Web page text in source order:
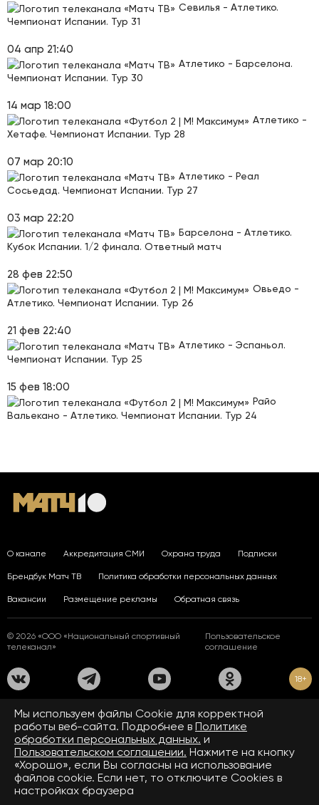
Севилья - Атлетико.
Чемпионат Испании. Тур 31
04 апр 21:40
Атлетико - Барселона.
Чемпионат Испании. Тур 30
14 мар 18:00
Атлетико -
Хетафе. Чемпионат Испании. Тур 28
07 мар 20:10
Атлетико - Реал
Сосьедад. Чемпионат Испании. Тур 27
03 мар 22:20
Барселона - Атлетико.
Кубок Испании. 1/2 финала. Ответный матч
28 фев 22:50
Овьедо -
Атлетико. Чемпионат Испании. Тур 26
21 фев 22:40
Атлетико - Эспаньол.
Чемпионат Испании. Тур 25
15 фев 18:00
Райо
Вальекано - Атлетико. Чемпионат Испании. Тур 24
О канале Аккредитация СМИ Охрана труда Подписки
Брендбук Матч ТВ Политика обработки персональных данных
Вакансии Размещение рекламы Обратная связь
© 2026 «ООО «Национальный спортивный
телеканал»
Пользовательское
соглашение
18+
На сайте применяются рекомендательные технологии. Подробнее
Правилах применения рекомендательных технологий.
Средство массовой информации сетевое издание «www.matchtv.ru»
зарегистрировано Федеральной службой по надзору в сфере связи,
информационных технологий и массовых коммуникаций (Роскомнадзор).
Свидетельство о регистрации средства массовой информации ЭЛ № ФС 77 - 72390
от 28.02.2018. Название — www.matchtv.ru.
Учредитель (соучредители) СМИ сетевого издания «www.matchtv.ru»: ООО
«Национальный спортивный телеканал», главный редактор СМИ сетевого издания
Мы используем файлы Сookie для корректной
работы веб-сайта. Подробнее в Политике
обработки персональных данных. и
Пользовательском соглашении. Нажмите на кнопку
«Хорошо», если Вы согласны на использование
файлов cookie. Если нет, то отключите Cookies в
настройках браузера